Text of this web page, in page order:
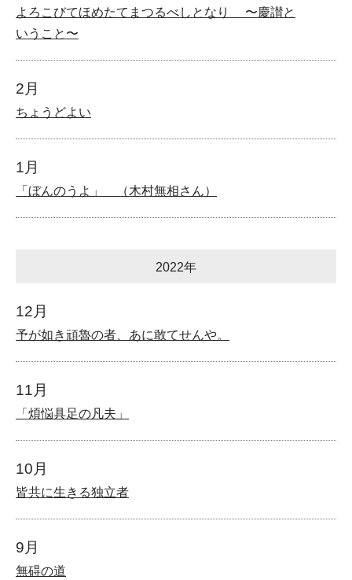
よろこびてほめたてまつるべしとなり 〜慶讃と
いうこと〜
2月
ちょうどよい
1月
「ぼんのうよ」 （木村無相さん）
2022年
12月
予が如き頑魯の者、あに敢てせんや。
11月
「煩悩具足の凡夫」
10月
皆共に生きる独立者
9月
無碍の道